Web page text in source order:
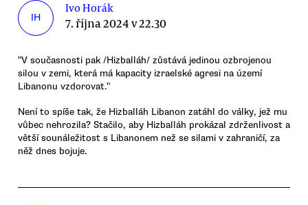
IH
Ivo Horák
7. října 2024 v 22.30
"V současnosti pak /Hizballáh/ zůstává jedinou ozbrojenou
silou v zemi, která má kapacity izraelské agresi na území
Libanonu vzdorovat."
Není to spíše tak, že Hizballáh Libanon zatáhl do války, jež mu
vůbec nehrozila? Stačilo, aby Hizballáh prokázal zdrženlivost a
větší sounáležitost s Libanonem než se silami v zahraničí, za
něž dnes bojuje.